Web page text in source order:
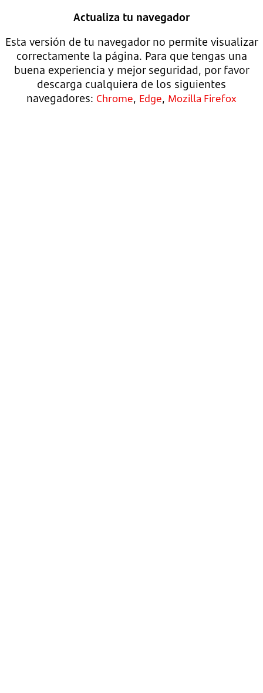
Actualiza tu navegador
Esta versión de tu navegador no permite visualizar
correctamente la página. Para que tengas una
buena experiencia y mejor seguridad, por favor
descarga cualquiera de los siguientes
navegadores: Chrome, Edge, Mozilla Firefox